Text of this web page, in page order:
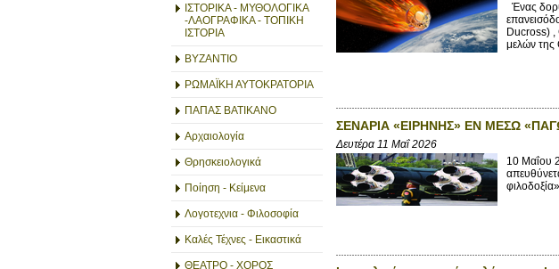
ΙΣΤΟΡΙΚΑ - ΜΥΘΟΛΟΓΙΚΑ
-ΛΑΟΓΡΑΦΙΚΑ - ΤΟΠΙΚΗ
ΙΣΤΟΡΙΑ
ΒΥΖΑΝΤΙΟ
ΡΩΜΑΪΚΗ ΑΥΤΟΚΡΑΤΟΡΙΑ
ΠΑΠΑΣ ΒΑΤΙΚΑΝΟ
Αρχαιολογία
Θρησκειολογικά
Ποίηση - Κείμενα
Λογοτεχνια - Φιλοσοφία
Καλές Τέχνες - Εικαστικά
ΘΕΑΤΡΟ - ΧΟΡΟΣ
Ένας
Ducross)
μελών της
ΣΕΝΑΡΙΑ «ΕΙΡΗΝΗΣ» ΕΝ ΜΕΣΩ
Δευτέρα 11 Μαΐ 2026
10 Μαΐου